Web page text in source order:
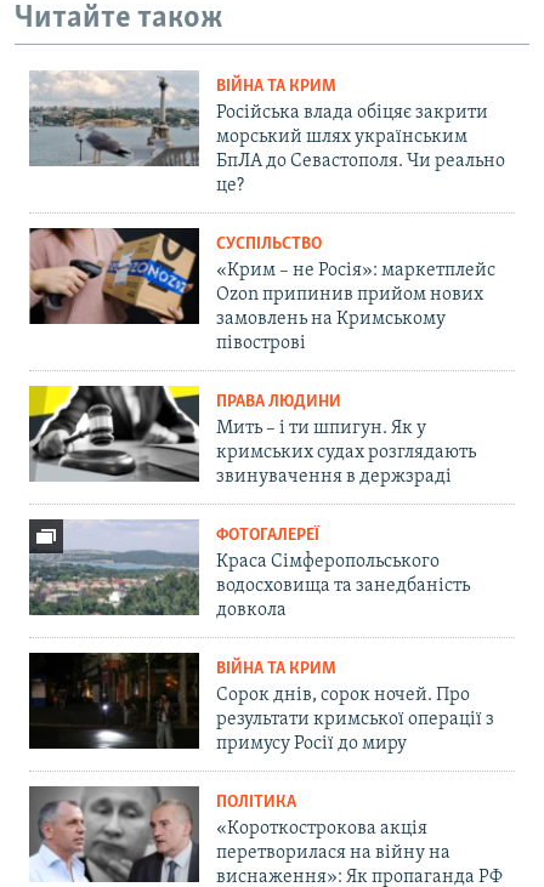
e
Читайте також
ВІЙНА ТА КРИМ
Російська влада обіцяє закрити
морський шлях українським
БпЛА до Севастополя. Чи реально
це?
СУСПІЛЬСТВО
«Крим – не Росія»: маркетплейс
Ozon припинив прийом нових
замовлень на Кримському
півострові
ПРАВА ЛЮДИНИ
Мить – і ти шпигун. Як у
кримських судах розглядають
звинувачення в держзраді
ФОТОГАЛЕРЕЇ
Краса Сімферопольського
водосховища та занедбаність
довкола
ВІЙНА ТА КРИМ
Сорок днів, сорок ночей. Про
результати кримської операції з
примусу Росії до миру
ПОЛІТИКА
«Короткострокова акція
перетворилася на війну на
виснаження»: Як пропаганда РФ